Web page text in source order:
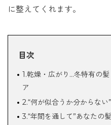
に整えてくれます。
目次
1.乾燥・広がり…冬特有の
ア
2.“何が似合うか分からな
3.“年間を通して”あなたの